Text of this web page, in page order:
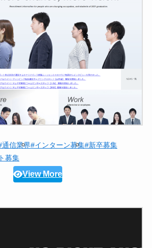
通信業界#インターン募集#新卒募集
募集
View More